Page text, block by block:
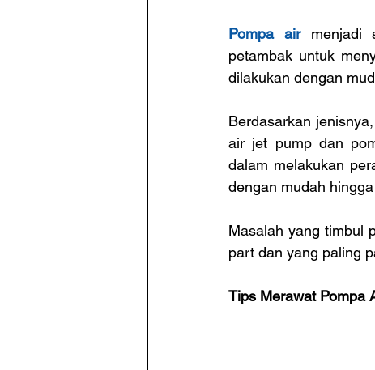
Pompa air menjadi
petambak untuk
dilakukan dengan
Berdasarkan
air jet pump dan
dalam melakukan
dengan mudah
Masalah yang timbul
part dan yang paling
Tips Merawat Pompa